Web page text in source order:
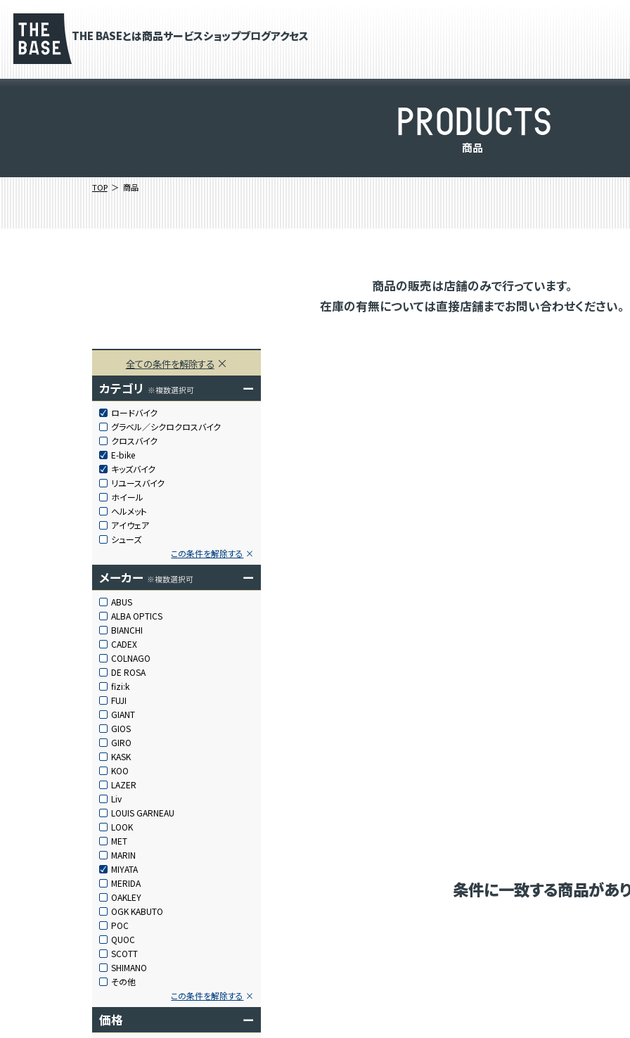
THE BASEとは商品サービスショップブログアクセス
PRODUCTS
商品
TOP 商品
商品の販売は店舗のみで行っています。
在庫の有無については直接店舗までお問い合わせください。
全ての条件を解除する
カテゴリ ※複数選択可 ー
ロードバイク
グラベル／シクロクロスバイク
クロスバイク
E-bike
キッズバイク
リユースバイク
ホイール
ヘルメット
アイウェア
シューズ
この条件を解除する
メーカー ※複数選択可 ー
ABUS
ALBA OPTICS
BIANCHI
CADEX
COLNAGO
DE ROSA
fizi:k
FUJI
GIANT
GIOS
GIRO
KASK
KOO
LAZER
Liv
LOUIS GARNEAU
LOOK
MET
MARIN
MIYATA
MERIDA
OAKLEY
OGK KABUTO
POC
QUOC
SCOTT
SHIMANO
その他
この条件を解除する
価格 ー
条件に一致する商品があ